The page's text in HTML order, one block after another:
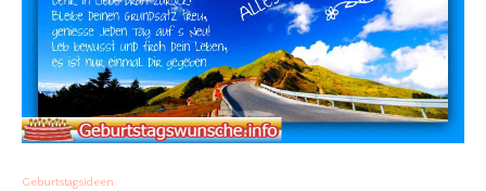
Geburtstagsideen